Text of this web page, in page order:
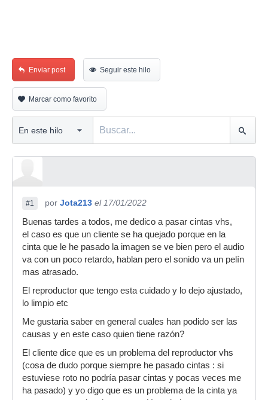
Enviar post Seguir este hilo
Marcar como favorito
#1 por Jota213 el 17/01/2022
Buenas tardes a todos, me dedico a pasar cintas vhs,
el caso es que un cliente se ha quejado porque en la
cinta que le he pasado la imagen se ve bien pero el audio
va con un poco retardo, hablan pero el sonido va un pelín
mas atrasado.
El reproductor que tengo esta cuidado y lo dejo ajustado,
lo limpio etc
Me gustaria saber en general cuales han podido ser las
causas y en este caso quien tiene razón?
El cliente dice que es un problema del reproductor vhs
(cosa de dudo porque siempre he pasado cintas : si
estuviese roto no podría pasar cintas y pocas veces me
ha pasado) y yo digo que es un problema de la cinta ya